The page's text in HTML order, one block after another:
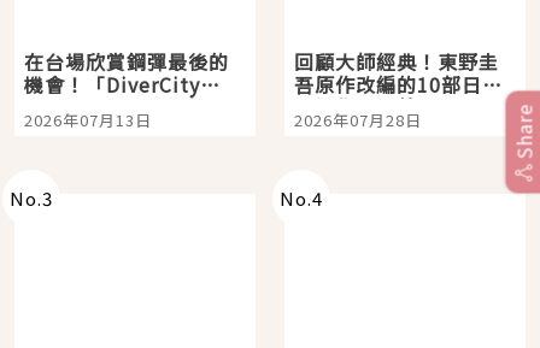
在台場欣賞鋼彈最後的
機會！「DiverCity
Tokyo Plaza」搭船、
購物、美食及夜景，一
2026年07月13日
回顧大師經典！東野圭
吾原作改編的10部日本
影視作品推薦
2026年07月28日
No.3 No.4
Share